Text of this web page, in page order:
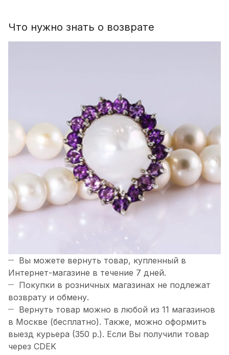
Что нужно знать о возврате
Вы можете вернуть товар, купленный в
Интернет-магазине в течение 7 дней.
Покупки в розничных магазинах не подлежат
возврату и обмену.
Вернуть товар можно в любой из 11 магазинов
в Москве (бесплатно). Также, можно оформить
выезд курьера (350 р.). Если Вы получили товар
через CDEK